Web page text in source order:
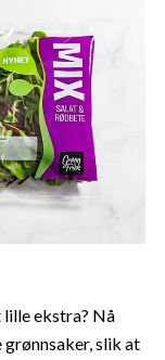
lille ekstra? Nå
slik at